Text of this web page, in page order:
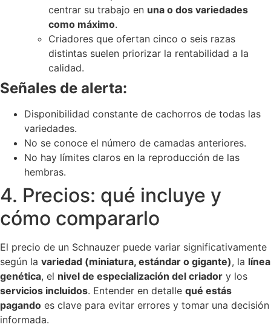
centrar su trabajo en una o dos variedades
como máximo.
Criadores que ofertan cinco o seis razas
distintas suelen priorizar la rentabilidad a la
calidad.
Señales de alerta:
Disponibilidad constante de cachorros de todas las
variedades.
No se conoce el número de camadas anteriores.
No hay límites claros en la reproducción de las
hembras.
4. Precios: qué incluye y
cómo compararlo
El precio de un Schnauzer puede variar significativamente
según la variedad (miniatura, estándar o gigante), la línea
genética, el nivel de especialización del criador y los
servicios incluidos. Entender en detalle qué estás
pagando es clave para evitar errores y tomar una decisión
informada.